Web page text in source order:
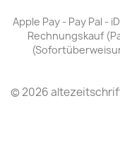
Apple Pay - Pay Pal -
Rechnungskauf
© 2026